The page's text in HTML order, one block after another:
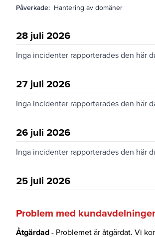
Påverkade: Hantering av domäner
28 juli 2026
Inga incidenter rapporterades den här
27 juli 2026
Inga incidenter rapporterades den här
26 juli 2026
Inga incidenter rapporterades den här
25 juli 2026
Problem med
Åtgärdad - Problemet är åtgärdat. Vi